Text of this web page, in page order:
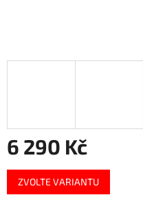
6 290 Kč
Měrná
cena:
ZVOLTE VARIANTU